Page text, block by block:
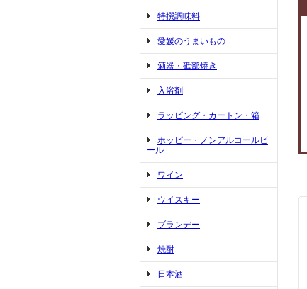
特撰調味料
愛媛のうまいもの
酒器・砥部焼き
入浴剤
ラッピング・カートン・箱
ホッピー・ノンアルコールビ
ール
ワイン
ウイスキー
ブランデー
焼酎
日本酒